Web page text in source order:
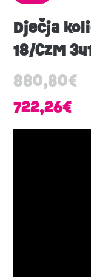
Dječja
18/CZM
880,80€
722,26€